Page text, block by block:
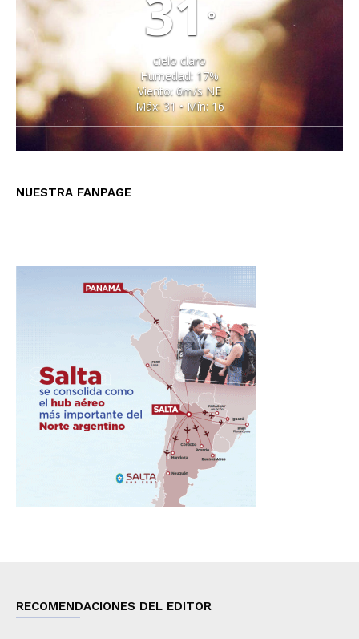
31 °
cielo claro
Humedad: 17%
Viento: 6m/s NE
Máx: 31 • Mín: 16
NUESTRA FANPAGE
RECOMENDACIONES DEL EDITOR